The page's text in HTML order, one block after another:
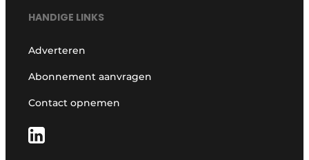
HANDIGE LINKS
Adverteren
Abonnement aanvragen
Contact opnemen